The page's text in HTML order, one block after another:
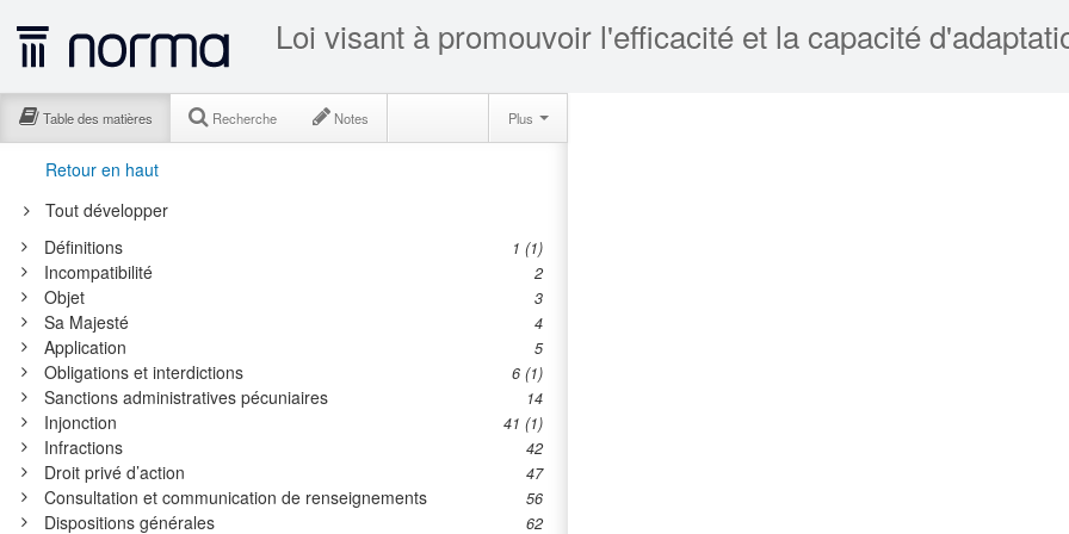
Table des matières Recherche Notes Plus
Retour en haut
Tout développer
Définitions
1 (1)
Incompatibilité 2
Objet 3
Sa Majesté 4
Application 5
Obligations et interdictions 6 (1)
Sanctions administratives pécuniaires 14
Injonction 41 (1)
Infractions 42
Droit privé d’action 47
Consultation et communication de renseignements 56
Dispositions générales 62